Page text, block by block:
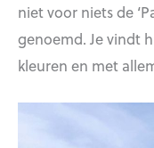
niet voor niets de
genoemd. Je vindt
kleuren en met